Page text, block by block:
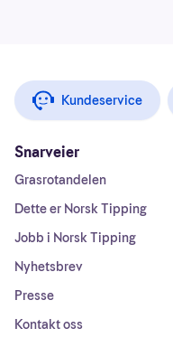
Kundeservice
Snarveier
Grasrotandelen
Dette er Norsk Tipping
Jobb i Norsk Tipping
Nyhetsbrev
Presse
Kontakt oss